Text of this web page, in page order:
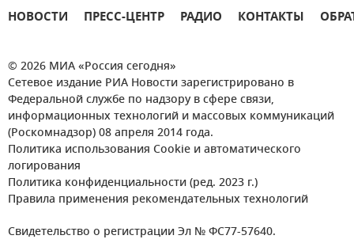
НОВОСТИ ПРЕСС-ЦЕНТР РАДИО КОНТАКТЫ
© 2026 МИА «Россия сегодня»
Сетевое издание РИА Новости зарегистрировано в
Федеральной службе по надзору в сфере связи,
информационных технологий и массовых коммуникаций
(Роскомнадзор) 08 апреля 2014 года.
Политика использования Cookie и автоматического
логирования
Политика конфиденциальности (ред. 2023 г.)
Правила применения рекомендательных технологий
Свидетельство о регистрации Эл № ФС77-57640.